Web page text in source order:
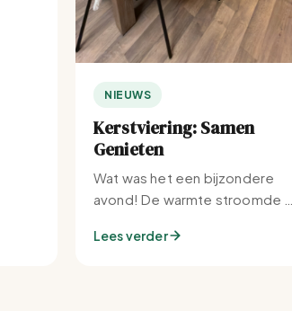
NIEUWS
Kerstviering: Samen
Genieten
Wat was het een bijzondere
avond! De warmte stroomde bij
Lees verder